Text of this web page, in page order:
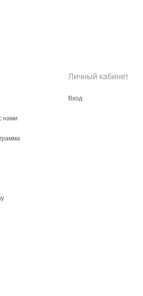
нами
Личный кабинет
Вход